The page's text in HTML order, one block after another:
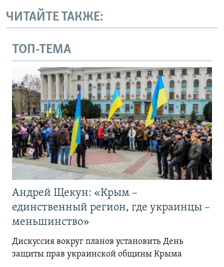
ЧИТАЙТЕ ТАКЖЕ:
ТОП-ТЕМА
Андрей Щекун: «Крым –
единственный регион, где украинцы –
меньшинство»
Дискуссия вокруг планов установить День
защиты прав украинской общины Крыма